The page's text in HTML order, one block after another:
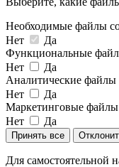
Необходимые файлы
Нет
Да
Функциональные
Нет
Да
Аналитические файлы
Нет
Да
Маркетинговые
Нет
Да
Принять все
Для самостоятельной